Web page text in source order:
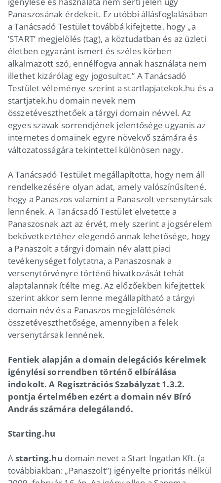
Panaszosának érdekeit. Ez utóbbi állásfoglalásában
a Tanácsadó Testület továbbá kifejtette, hogy „a
’START’ megjelölés (tag), a köztudatban és az üzleti
életben egyaránt ismert és széles körben
alkalmazott szó, ennélfogva annak használata nem
illethet kizárólag egy jogosultat.” A Tanácsadó
Testület véleménye szerint a startlapjatekok.hu és a
startjatek.hu domain nevek nem
összetéveszthetőek a tárgyi domain névvel. Az
egyes szavak sorrendjének jelentősége ugyanis az
internetes domainek egyre növekvő számára és
változatosságára tekintettel különösen nagy.
A Tanácsadó Testület megállapította, hogy nem áll
rendelkezésére olyan adat, amely valószínűsítené,
hogy a Panaszos valamint a Panaszolt versenytársak
lennének. A Tanácsadó Testület elvetette a
Panaszosnak azt az érvét, mely szerint a jogsérelem
bekövetkeztéhez elegendő annak lehetősége, hogy
a Panaszolt a tárgyi domain név alatt piaci
tevékenységet folytatna, a Panaszosnak a
versenytörvényre történő hivatkozását tehát
alaptalannak ítélte meg. Az előzőekben kifejtettek
szerint akkor sem lenne megállapítható a tárgyi
domain név és a Panaszos megjelölésének
összetéveszthetősége, amennyiben a felek
versenytársak lennének.
Fentiek alapján a domain delegációs kérelmek
igénylési sorrendben történő elbírálása
indokolt. A Regisztrációs Szabályzat 1.3.2.
pontja értelmében ezért a domain név Bíró
András számára delegálandó.
Starting.hu
Astarting.hu domain nevet a Start Ingatlan Kft. (a
továbbiakban: „Panaszolt”) igényelte prioritás nélkül